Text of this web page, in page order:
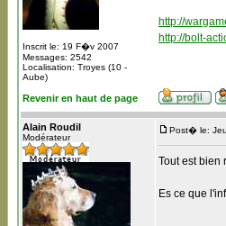
Inscrit le: 19 F�v 2007
Messages: 2542
Localisation: Troyes (10 -
Aube)
http://
http://bolt-
Revenir en haut de page
Alain Roudil
Modérateur
Post� le:
Tout est bien
Es ce que